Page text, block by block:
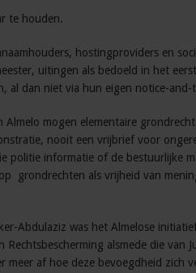
te houden.
hostingproviders en
uitingen als bedoeld in het
al dan niet via hun eigen notice-and-
Almelo mogen elementaire
nooit een vrijbrief voor
politie informatie of de bestuurlijke
grondrechten als vrijheid van
Abdulaziz was het Almelose
alsmede die van
meer af hoe deze bevoegdheid zich